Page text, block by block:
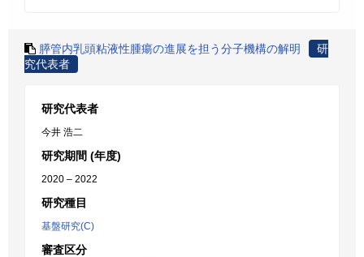
膵管内乳頭粘液性腫瘍の進展を担う分子機構の解明
研
究代表者
研究代表者
今井 浩二
研究期間 (年度)
2020 – 2022
研究種目
基盤研究(C)
審査区分